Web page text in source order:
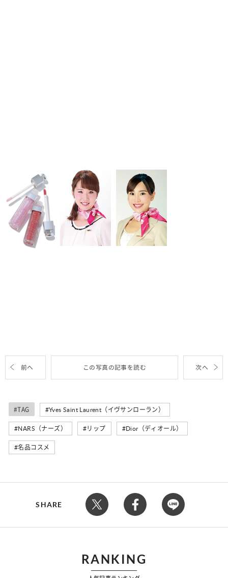
前へ この写真の記事を読む 次へ
#TAG Yves Saint Laurent（イヴサンローラン）
NARS（ナーズ） リップ Dior（ディオール）
名品コスメ
SHARE
RANKING